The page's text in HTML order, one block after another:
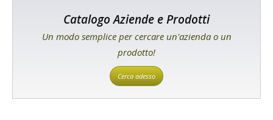
Catalogo Aziende e Prodotti
Un modo semplice per cercare un'azienda o un
prodotto!
Cerca adesso